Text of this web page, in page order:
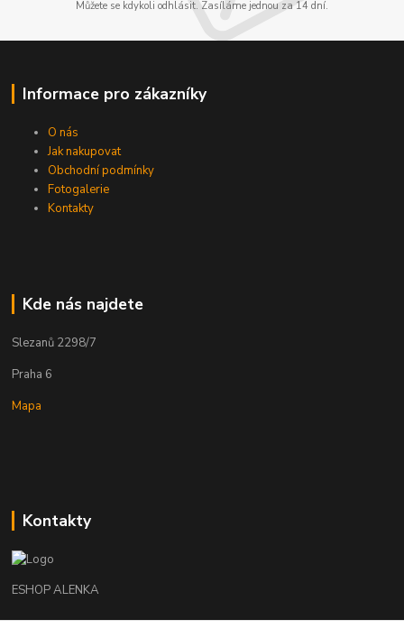
Můžete se kdykoli odhlásit. Zasíláme jednou za 14 dní.
Informace pro zákazníky
O nás
Jak nakupovat
Obchodní podmínky
Fotogalerie
Kontakty
Kde nás najdete
Slezanů 2298/7
Praha 6
Mapa
Kontakty
ESHOP ALENKA